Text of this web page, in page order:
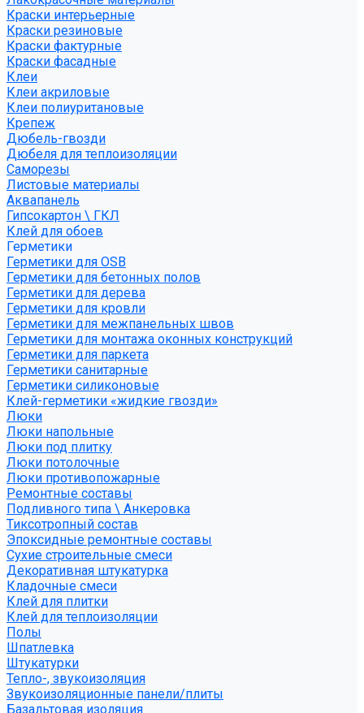
Краски интерьерные
Краски резиновые
Краски фактурные
Краски фасадные
Клеи
Клеи акриловые
Клеи полиуритановые
Крепеж
Дюбель-гвозди
Дюбеля для теплоизоляции
Саморезы
Листовые материалы
Аквапанель
Гипсокартон \ ГКЛ
Клей для обоев
Герметики
Герметики для OSB
Герметики для бетонных полов
Герметики для дерева
Герметики для кровли
Герметики для межпанельных швов
Герметики для монтажа оконных конструкций
Герметики для паркета
Герметики санитарные
Герметики силиконовые
Клей-герметики «жидкие гвозди»
Люки
Люки напольные
Люки под плитку
Люки потолочные
Люки противопожарные
Ремонтные составы
Подливного типа \ Анкеровка
Тиксотропный состав
Эпоксидные ремонтные составы
Сухие строительные смеси
Декоративная штукатурка
Кладочные смеси
Клей для плитки
Клей для теплоизоляции
Полы
Шпатлевка
Штукатурки
Тепло-, звукоизоляция
Звукоизоляционные панели/плиты
Базальтовая изоляция